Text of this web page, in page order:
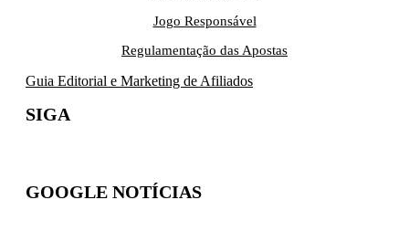
Jogo Responsável
Regulamentação das Apostas
Guia Editorial e Marketing de Afiliados
SIGA
GOOGLE NOTÍCIAS